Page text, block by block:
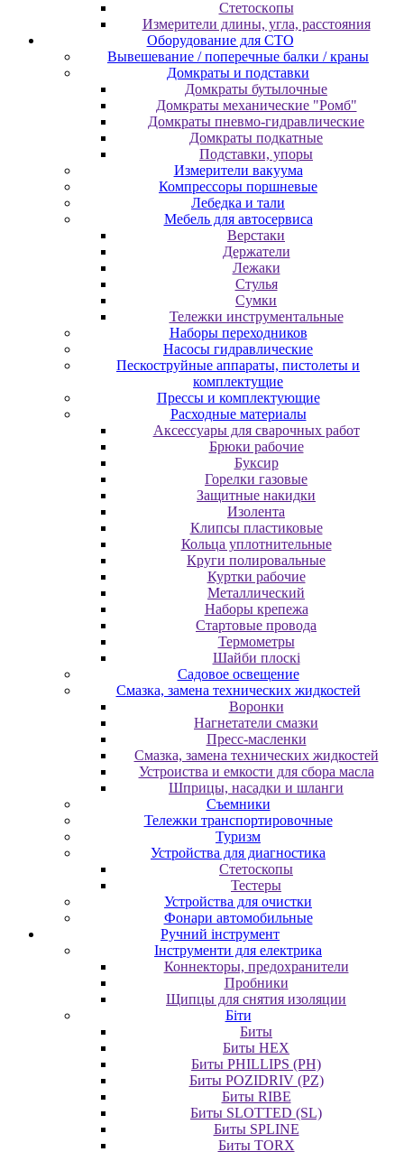
Cтeтocкoпы
Измepитeли длины, углa, paccтoяния
Оборудование для CТО
Вывешевание / поперечные балки / краны
Домкраты и подставки
Домкраты бутылочные
Домкраты механические "Ромб"
Домкраты пневмо-гидравлические
Домкраты подкатные
Подставки, упоры
Измерители вакуума
Компрессоры поршневые
Лебедка и тали
Мебель для автосервиса
Верстаки
Держатели
Лежаки
Стулья
Сумки
Тележки инструментальные
Наборы переходников
Насосы гидравлические
Пескоструйные аппараты, пистолеты и
комплектущие
Прессы и комплектующие
Расходные материалы
Аксессуары для сварочных работ
Брюки рабочие
Буксир
Горелки газовые
Защитные накидки
Изолента
Клипсы пластиковые
Кольца уплотнительные
Круги полировальные
Куртки рабочие
Металлический
Наборы крепежа
Стартовые провода
Термометры
Шайби плоскі
Садовое освещение
Смазка, замена технических жидкостей
Воронки
Нагнетатели смазки
Пресс-масленки
Смазка, замена технических жидкостей
Устроиства и емкости для сбора масла
Шприцы, насадки и шланги
Съемники
Тележки транспортировочные
Туризм
Устройства для диагностика
Стетоскопы
Тестеры
Устройства для очистки
Фонари автомобильные
Ручний інструмент
Інструменти для електрика
Коннекторы, предохранители
Пробники
Щипцы для снятия изоляции
Біти
Биты
Биты HEX
Биты PHILLIPS (PH)
Биты POZIDRIV (PZ)
Биты RIBE
Биты SLOTTED (SL)
Биты SPLINE
Биты TORX